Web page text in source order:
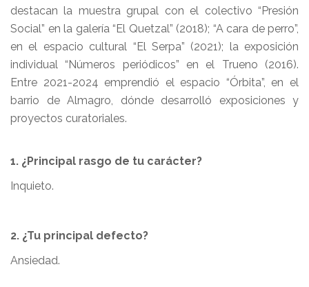
destacan la muestra grupal con el colectivo “Presión
Social” en la galería “El Quetzal” (2018); “A cara de perro”,
en el espacio cultural “El Serpa” (2021); la exposición
individual “Números periódicos” en el Trueno (2016).
Entre 2021-2024 emprendió el espacio “Órbita”, en el
barrio de Almagro, dónde desarrolló exposiciones y
proyectos curatoriales.
1. ¿Principal rasgo de tu carácter?
Inquieto.
2. ¿Tu principal defecto?
Ansiedad.